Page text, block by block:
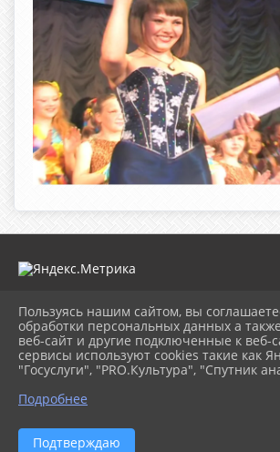
2026 г. mugdk.ru
Вход
Карта сайта
Политика обработки персональных
Сделано на KubCMS
Пользуясь нашим сайтом, вы
обработки персональных данных а
веб-сайт и другие подключенные к веб-
сервисы используют cookies такие как
"Госуслуги", "PRO.Культура", "Спутник
Подробнее
Подтверждаю